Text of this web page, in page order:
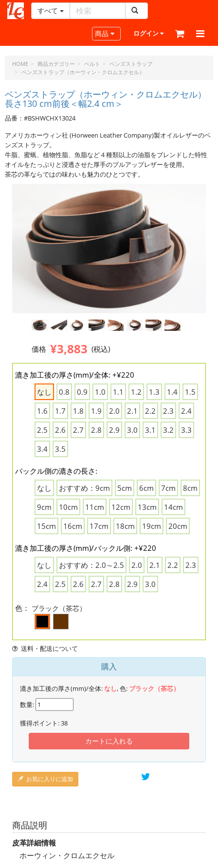
ー
ラ
フ
ド
ッ
ト・
ェ
ー
ピ
ー
すべて
Toggle navigation
商品 ログイン
HOME 商品カテゴリー ベルト
ベンズストラップ
ベンズストラップ（ホーウィン・クロムエクセル）
ベンズストラップ（ホーウィン・クロムエクセル）
長さ130 cm前後＜幅2.4 cm＞
品番：#BSHWCHX13024
アメリカホーウィン社 (Horween Leather Company)製オイルレザーのベ
ンズストラップ。
牛脂、蜜蝋、植物性脂、魚脂など４種類以上の油脂をブレンドした特性
オイルをたっぷりと浸透させた厚手のプルアップレザーを使用。
茶芯の革ならではの味わいも魅力のひとつです。
価格 ¥3,883 (税込)
漉き加工後の厚さ(mm)/全体: +¥220
なし
0.8 0.9 1.0 1.1 1.2 1.3 1.4
1.5
1.6
1.7 1.8 1.9 2.0 2.1 2.2 2.3
2.4
2.5
2.6 2.7 2.8 2.9 3.0 3.1 3.2
3.3
3.4
3.5
バックル側の漉きの長さ:
なし
おすすめ：9cm 5cm 6cm 7cm
8cm
9cm
10cm 11cm 12cm 13cm
14cm
15cm
16cm 17cm 18cm 19cm 20cm
漉き加工後の厚さ(mm)/バックル側: +¥220
なし
おすすめ：2.0～2.5 2.0 2.1 2.2
2.3
2.4
2.5 2.6 2.7 2.8 2.9 3.0
色： ブラック（茶芯）
送料・配送について
購入
漉き加工後の厚さ(mm)/全体:なし, 色: ブラック（茶芯）
数量:
獲得ポイント:38
カートに入れる
お気に入りに追加
商品説明
皮革詳細情報
ホーウィン・クロムエクセル